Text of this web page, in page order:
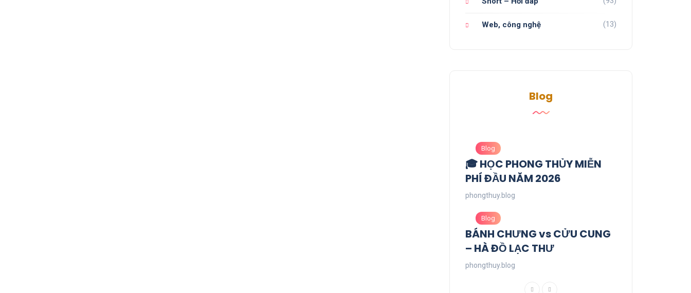
Web, công nghệ (13)
Blog
Blog
🎓 HỌC PHONG THỦY MIỄN
PHÍ ĐẦU NĂM 2026
phongthuy.blog
Blog
BÁNH CHƯNG vs CỬU CUNG
– HÀ ĐỒ LẠC THƯ
phongthuy.blog